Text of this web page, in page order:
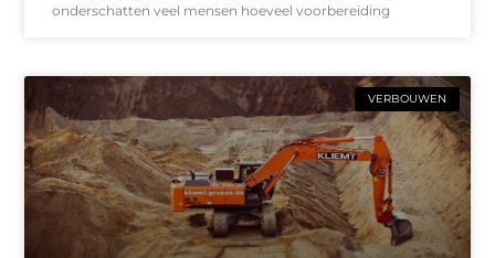
onderschatten veel mensen hoeveel voorbereiding
VERBOUWEN